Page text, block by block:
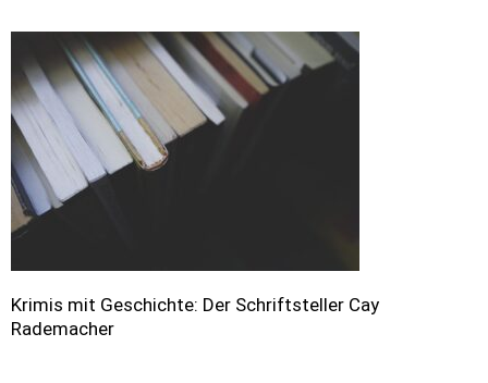
Krimis mit Geschichte: Der Schriftsteller Cay
Rademacher